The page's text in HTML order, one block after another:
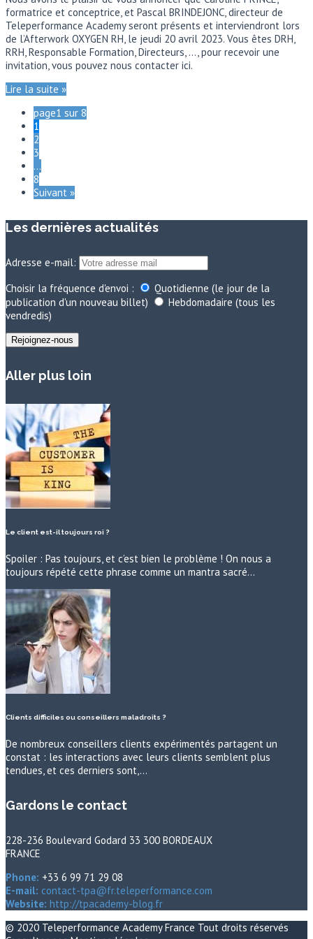
formatrice et conceptrice, et Pascal BRINDEJONC, directeur de
Teleperformance Academy seront présents et interviendront lors
de l’Afterwork OXYGEN RH, le jeudi 20 avril 2023. Vous êtes DRH,
RRH, Responsable Formation, Directeurs, …, pour recevoir une
invitation, vous pouvez nous contacter ici.
Lire la suite »
page1 sur 8
1
2
3
…
8
Suivant »
Les dernières actualités
Adresse e-mail:
Choisir la fréquence d'envoi :
Quotidienne (le jour de la
publication d'un nouveau billet)
Hebdomadaire (tous les
vendredis)
Aller plus loin
Le client est-il toujours roi ?
Spoiler : Pas toujours, et c’est bien le problème ! On nous a
toujours répété cette phrase comme un mantra sacré…
Clients difficiles ou conseillers maladroits ?
De nombreux conseillers clients expérimentés partagent un
constat : les interactions avec leurs clients semblent plus
tendues, et ces derniers sont,…
Gardons le contact
228-236 Boulevard Godard 33 300 BORDEAUX
FRANCE
Phone: +33 6 99 71 29 08
E-mail: contact-tpa@fr.teleperformance.com
Website: http://tpacademy-blog.fr
© 2020 Teleperformance Academy France Tout droits réservés